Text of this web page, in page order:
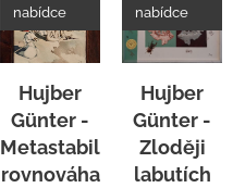
Hujber
Günter -
Metastabilní
rovnováha
nabídce
Hujber
Günter -
Zloději
labutích
nabídce